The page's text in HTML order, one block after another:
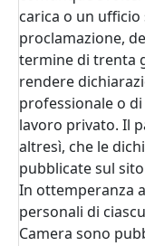
carica o un ufficio
proclamazione,
termine di trenta
rendere
professionale o
lavoro privato. Il
altresì, che le
pubblicate sul
In ottemperanza
personali di
Camera sono